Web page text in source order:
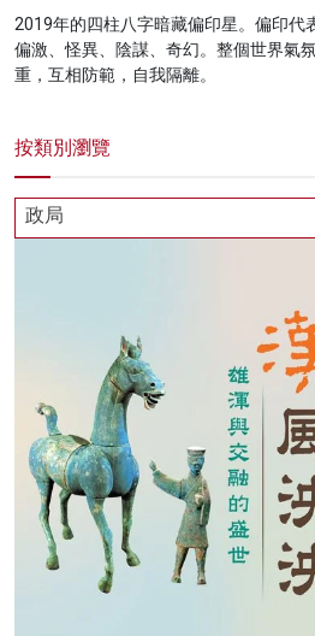
2019年的四柱八字暗藏偏印星。偏印代
偏激、怪異、陰謀、奇幻。整個世界氣
重，互相防範，自我隔離。
按類別瀏覽
政局